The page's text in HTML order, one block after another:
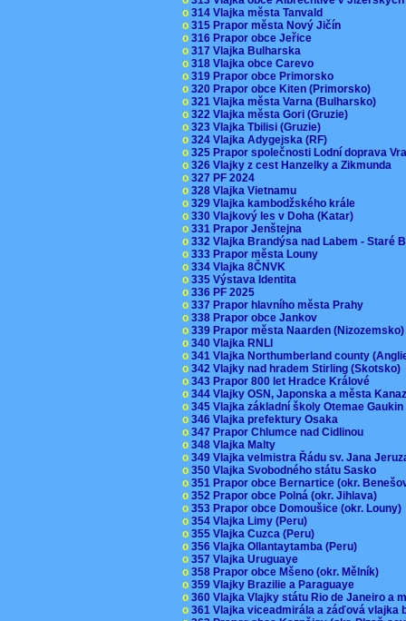
o 314 Vlajka města Tanvald
o 315 Prapor města Nový Jičín
o 316 Prapor obce Jeřice
o 317 Vlajka Bulharska
o 318 Vlajka obce Carevo
o 319 Prapor obce Primorsko
o 320 Prapor obce Kiten (Primorsko)
o 321 Vlajka města Varna (Bulharsko)
o 322 Vlajka města Gori (Gruzie)
o 323 Vlajka Tbilisi (Gruzie)
o 324 Vlajka Adygejska (RF)
o 325 Prapor společnosti Lodní doprava
o 326 Vlajky z cest Hanzelky a Zikmunda
o 327 PF 2024
o 328 Vlajka Vietnamu
o 329 Vlajka kambodžského krále
o 330 Vlajkový les v Doha (Katar)
o 331 Prapor Jenštejna
o 332 Vlajka Brandýsa nad Labem - Staré
o 333 Prapor města Louny
o 334 Vlajka 8ČNVK
o 335 Výstava Identita
o 336 PF 2025
o 337 Prapor hlavního města Prahy
o 338 Prapor obce Jankov
o 339 Prapor města Naarden
o 340 Vlajka RNLI
o 341 Vlajka Northumberland county
o 342 Vlajky nad hradem Stirling (Skotsko)
o 343 Prapor 800 let Hradce Králové
o 344 Vlajky OSN, Japonska a města
o 345 Vlajka základní školy Otemae
o 346 Vlajka prefektury Osaka
o 347 Prapor Chlumce nad Cidlinou
o 348 Vlajka Malty
o 349 Vlajka velmistra Řádu sv. Jana
o 350 Vlajka Svobodného státu Sasko
o 351 Prapor obce Bernartice (okr.
o 352 Prapor obce Polná (okr. Jihlava)
o 353 Prapor obce Domoušice (okr. Louny)
o 354 Vlajka Limy (Peru)
o 355 Vlajka Cuzca (Peru)
o 356 Vlajka Ollantaytamba (Peru)
o 357 Vlajka Uruguaye
o 358 Prapor obce Mšeno (okr. Mělník)
o 359 Vlajky Brazilie a Paraguaye
o 360 Vlajka Vlajky státu Rio de Janeiro a
o 361 Vlajka viceadmirála a záďová